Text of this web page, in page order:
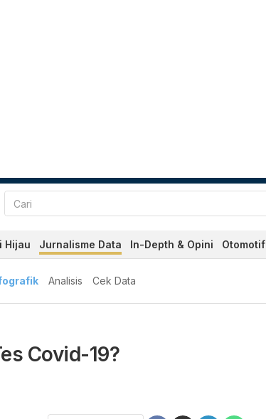
Hijau Jurnalisme Data In-Depth & Opini Otomotif
Analisis Cek Data
Covid-19?